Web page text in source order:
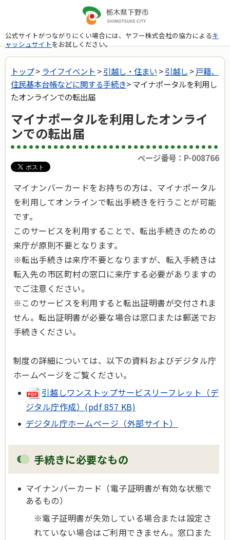
公式サイトがつながりにくい場合には、ヤフー株式会社の協力によるキ
ャッシュサイトをお試しください。
トップ> ライフイベント >引越し・住まい >引越し >戸籍、
住民基本台帳などに関する手続き> マイナポータルを利用し
たオンラインでの転出届
マイナポータルを利用したオンライ
ンでの転出届
ページ番号：P-008766
マイナンバーカードをお持ちの方は、マイナポータル
を利用してオンラインで転出手続きを行うことが可能
です。
このサービスを利用することで、転出手続きのための
来庁が原則不要となります。
※転出手続きは来庁不要となりますが、転入手続きは
転入先の市区町村の窓口に来庁する必要がありますの
でご注意ください。
※このサービスを利用すると転出証明書が交付されま
せん。転出証明書が必要な場合は窓口または郵送でお
手続きください。
制度の詳細については、以下の資料およびデジタル庁
ホームページをご覧ください。
引越しワンストップサービスリーフレット（デ
ジタル庁作成）(pdf 857 KB)
デジタル庁ホームページ（外部サイト）
手続きに必要なもの
マイナンバーカード（電子証明書が有効な状態で
あるもの）
※電子証明書が失効している場合または設定さ
れていない場合はご利用できません。窓口また